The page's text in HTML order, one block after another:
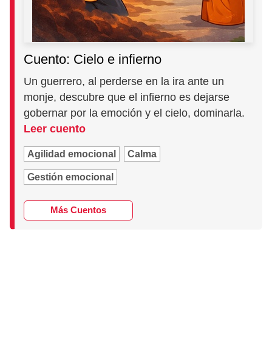
Cuento: Cielo e infierno
Un guerrero, al perderse en la ira ante un
monje, descubre que el infierno es dejarse
gobernar por la emoción y el cielo, dominarla.
Leer cuento
Agilidad emocional Calma
Gestión emocional
Más Cuentos